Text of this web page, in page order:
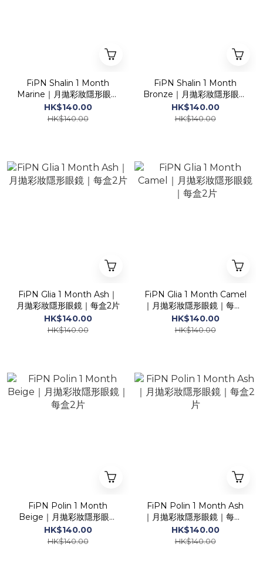
FiPN Shalin 1 Month
Marine｜月拋彩妝隱形眼鏡
｜每盒2片
HK$140.00
HK$140.00
FiPN Shalin 1 Month
Bronze｜月拋彩妝隱形眼鏡
｜每盒2片
HK$140.00
HK$140.00
FiPN Glia 1 Month Ash｜
月拋彩妝隱形眼鏡｜每盒2片
HK$140.00
HK$140.00
FiPN Glia 1 Month Camel
｜月拋彩妝隱形眼鏡｜每盒2
片
HK$140.00
HK$140.00
FiPN Polin 1 Month
Beige｜月拋彩妝隱形眼鏡
｜每盒2片
HK$140.00
HK$140.00
FiPN Polin 1 Month Ash
｜月拋彩妝隱形眼鏡｜每盒2
片
HK$140.00
HK$140.00